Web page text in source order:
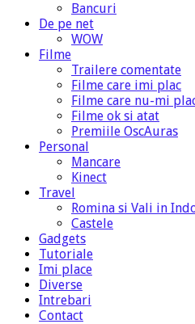
Bancuri
De pe net
WOW
Filme
Trailere comentate
Filme care imi plac
Filme care nu-mi
Filme ok si atat
Premiile OscAuras
Personal
Mancare
Kinect
Travel
Romina si Vali in
Castele
Gadgets
Tutoriale
Imi place
Diverse
Intrebari
Contact